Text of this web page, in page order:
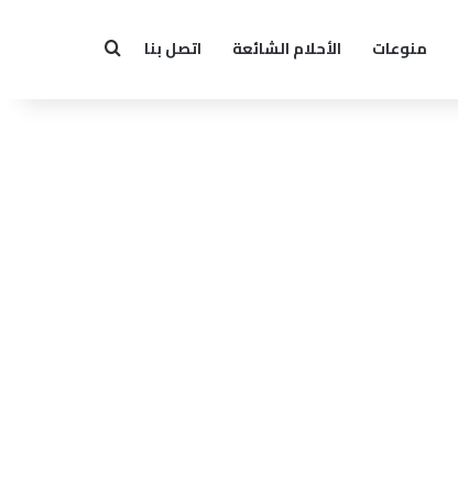
منوعات الأحلام الشائعة اتصل بنا بحث عن